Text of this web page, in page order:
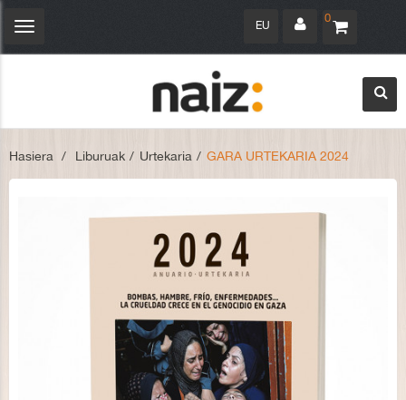
0
EU
Navegación
Hasiera > Liburuak > Urtekaria > GARA URTEKARIA 2024